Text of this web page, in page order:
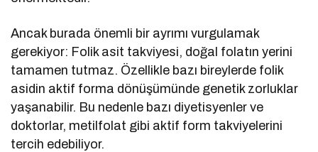
Ancak burada önemli bir ayrımı vurgulamak
gerekiyor: Folik asit takviyesi, doğal folatın yerini
tamamen tutmaz. Özellikle bazı bireylerde folik
asidin aktif forma dönüşümünde genetik zorluklar
yaşanabilir. Bu nedenle bazı diyetisyenler ve
doktorlar, metilfolat gibi aktif form takviyelerini
tercih edebiliyor.